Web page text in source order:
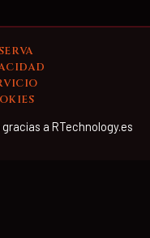
a RTechnology.es